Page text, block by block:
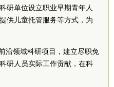
研单位设立职业早期青年人
供儿童托管服务等方式，为
沿领域科研项目，建立尽职免
研人员实际工作贡献，在科